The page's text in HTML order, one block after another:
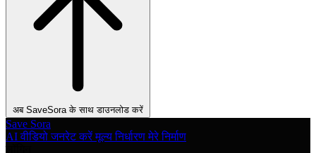
अब SaveSora के साथ डाउनलोड करें
Save Sora
AI वीडियो जनरेट करें मूल्य निर्धारण मेरे निर्माण